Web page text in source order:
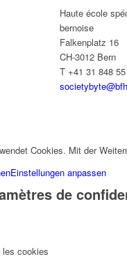
Haute école
bernoise
Falkenplatz 16
CH-3012 Bern
T +41 31 848
Cookies. Mit der
Einstellungen anpassen
de
cookies